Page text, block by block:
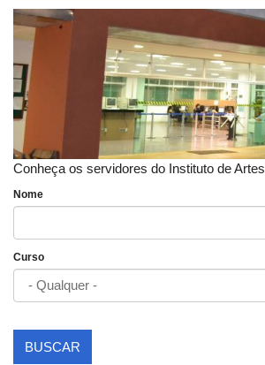
Conheça os servidores do Instituto de Artes
Nome
Curso
BUSCAR